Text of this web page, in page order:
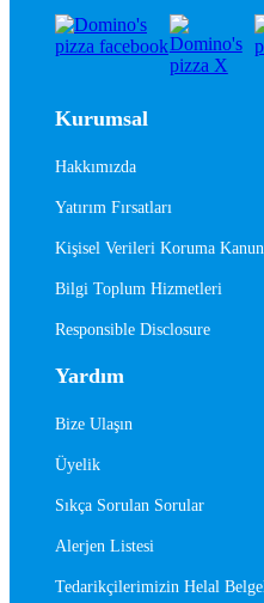
Kurumsal
Hakkımızda
Yatırım Fırsatları
Kişisel Verileri Koruma
Bilgi Toplum Hizmetleri
Responsible Disclosure
Yardım
Bize Ulaşın
Üyelik
Sıkça Sorulan Sorular
Alerjen Listesi
Tedarikçilerimizin Helal